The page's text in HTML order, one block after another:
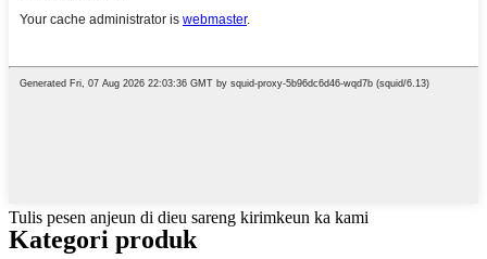
Tulis pesen anjeun di dieu sareng kirimkeun ka kami
Kategori produk